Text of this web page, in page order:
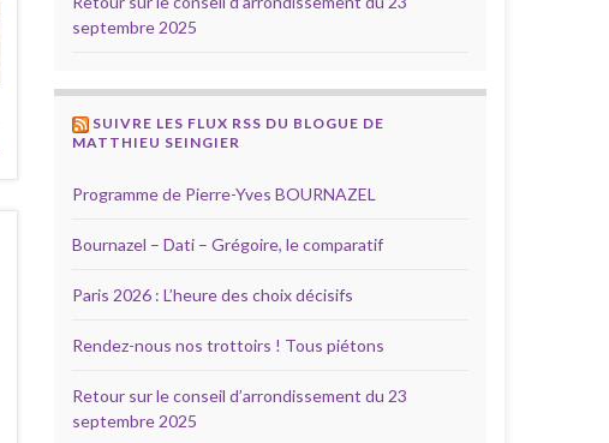
septembre 2025
SUIVRE LES FLUX RSS DU BLOGUE DE
MATTHIEU SEINGIER
Programme de Pierre-Yves BOURNAZEL
Bournazel – Dati – Grégoire, le comparatif
Paris 2026 : L’heure des choix décisifs
Rendez-nous nos trottoirs ! Tous piétons
Retour sur le conseil d’arrondissement du 23
septembre 2025